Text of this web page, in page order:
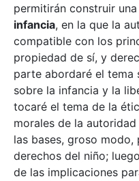
permitirán construir una
infancia, en la que la
compatible con los
propiedad de sí, y
parte abordaré el tema
sobre la infancia y la
tocaré el tema de la
morales de la
las bases, groso
derechos del niño;
de las implicaciones